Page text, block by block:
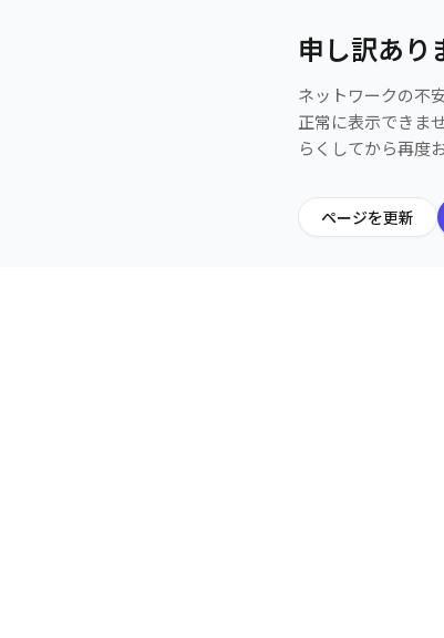
申し訳あり
ネットワークの不
正常に表示できま
らくしてから再度
ページを更新